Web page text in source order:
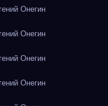
Онегин
Онегин
Онегин
Онегин